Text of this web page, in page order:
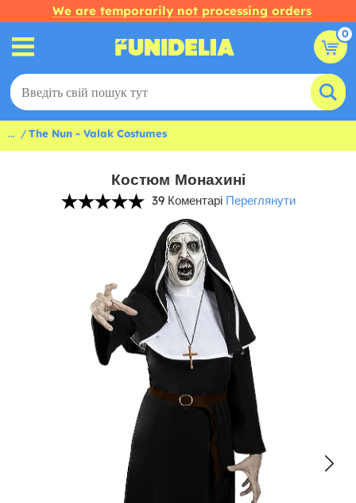
We are temporarily not processing orders
0
... The Nun - Valak Costumes
Костюм Монахині
39 Коментарі Переглянути